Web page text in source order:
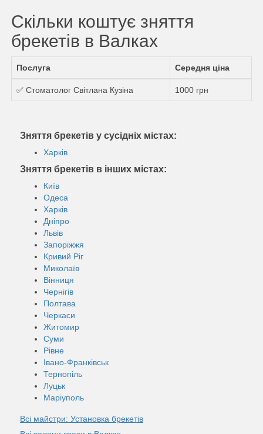
Скільки коштує зняття
брекетів в Валках
Послуга Середня ціна
✅ Стоматолог Світлана Кузіна 1000 грн
Зняття брекетів у сусідніх містах:
Харків
Зняття брекетів в інших містах:
Київ
Одеса
Харків
Дніпро
Львів
Запоріжжя
Кривий Ріг
Миколаїв
Вінниця
Чернігів
Полтава
Черкаси
Житомир
Суми
Рівне
Івано-Франківськ
Тернопіль
Луцьк
Маріуполь
Всі майстри: Установка брекетів